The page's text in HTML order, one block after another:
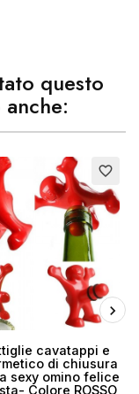
questo
favorite_border
cavatappi e
di chiusura
sexy omino felice
Colore ROSSO